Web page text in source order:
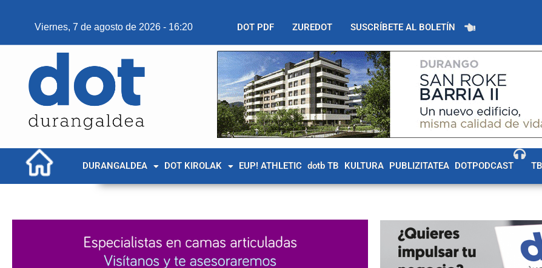
Viernes, 7 de agosto de 2026 - 16:20 DOT PDF ZUREDOT SUSCRÍBETE AL BOLETÍN
DURANGALDEA DOT KIROLAK EUP! ATHLETIC dotb TB KULTURA PUBLIZITATEA DOTPODCAST